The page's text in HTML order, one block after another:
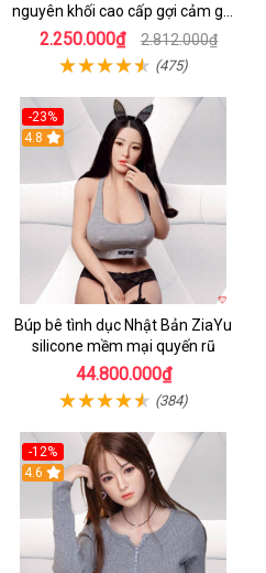
nguyên khối cao cấp gợi cảm giá
tốt
2.250.000₫ 2.812.000₫
(475)
-23%
4.8
Búp bê tình dục Nhật Bản ZiaYu
silicone mềm mại quyến rũ
44.800.000₫
(384)
-12%
4.6